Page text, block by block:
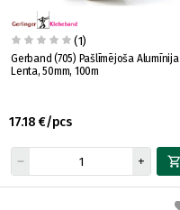
(1)
Gerband (705) Pašlīmējoša Alumīnija
Lenta, 50mm, 100m
17.18 €/pcs